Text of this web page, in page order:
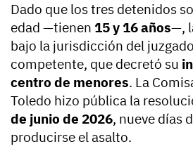
Dado que los tres detenidos
edad —tienen 15 y 16 años—,
bajo la jurisdicción del
competente, que decretó su
centro de menores. La
Toledo hizo pública la
de junio de 2026, nueve días
producirse el asalto.